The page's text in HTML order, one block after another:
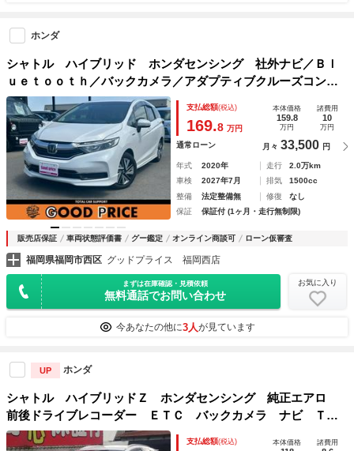
ホンダ
シャトル ハイブリッド ホンダセンシング 社外ナビ／Ｂｌ
ｕｅｔｏｏｔｈ／バックカメラ／アダプティブクルーズコント
ロール／スマートキー／エンジンスタートボタン
支払総額(税込)
169.8 万円
本体価格
159.8
万円
諸費用
10
万円
通常ローン 月々 33,500 円
年式 2020年 走行
2.0万km
車検
2027年7月 排気
1500cc
整備
法定整備無 修復
なし
保証
保証付 (1ヶ月・走行無制限)
販売店保証 車両状態評価書 グー鑑定 オンライン商談可 ローン仮審査
福岡県福岡市西区 グッドプライス 福岡西店
まずは在庫確認・見積依頼
無料通話でお問い合わせ
お気に入り
今あなたの他に3人が見ています
UP ホンダ
シャトル ハイブリッドＺ ホンダセンシング 純正エアロ
前後ドライブレコーダー ＥＴＣ バックカメラ ナビ Ｔ
Ｖ アダプティブクルーズコントロール レーンアシスト 衝
支払総額(税込) 本体価格 諸費用